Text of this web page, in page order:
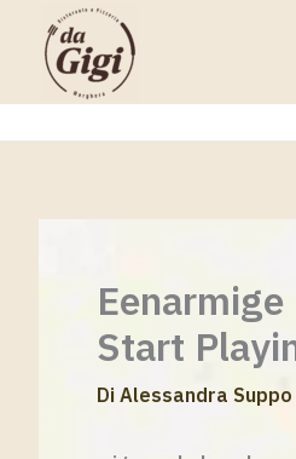
contenuto
Start
Di Alessandra Suppo